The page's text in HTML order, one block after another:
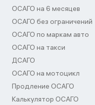
ОСАГО на 6 месяцев
ОСАГО без ограничений
ОСАГО по маркам авто
ОСАГО на такси
ДСАГО
ОСАГО на мотоцикл
Продление ОСАГО
Калькулятор ОСАГО